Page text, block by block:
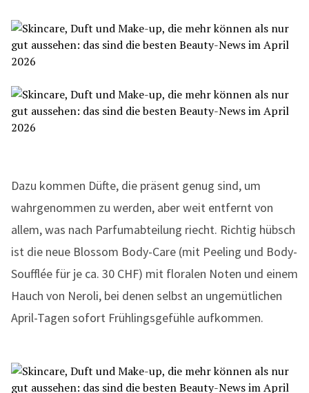
Dazu kommen Düfte, die präsent genug sind, um
wahrgenommen zu werden, aber weit entfernt von
allem, was nach Parfumabteilung riecht. Richtig hübsch
ist die neue Blossom Body-Care (mit Peeling und Body-
Soufflée für je ca. 30 CHF) mit floralen Noten und einem
Hauch von Neroli, bei denen selbst an ungemütlichen
April-Tagen sofort Frühlingsgefühle aufkommen.